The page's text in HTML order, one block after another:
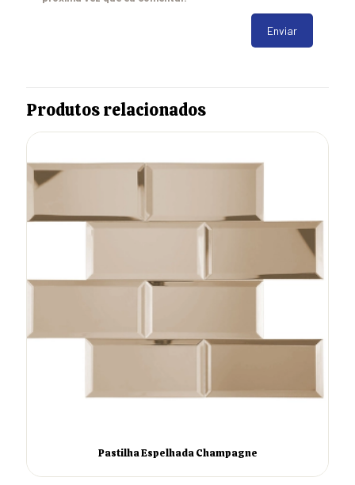
Produtos relacionados
Pastilha Espelhada Champagne